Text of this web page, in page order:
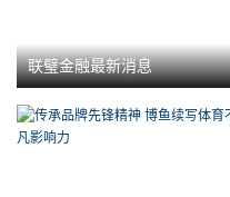
联璧金融最新消息